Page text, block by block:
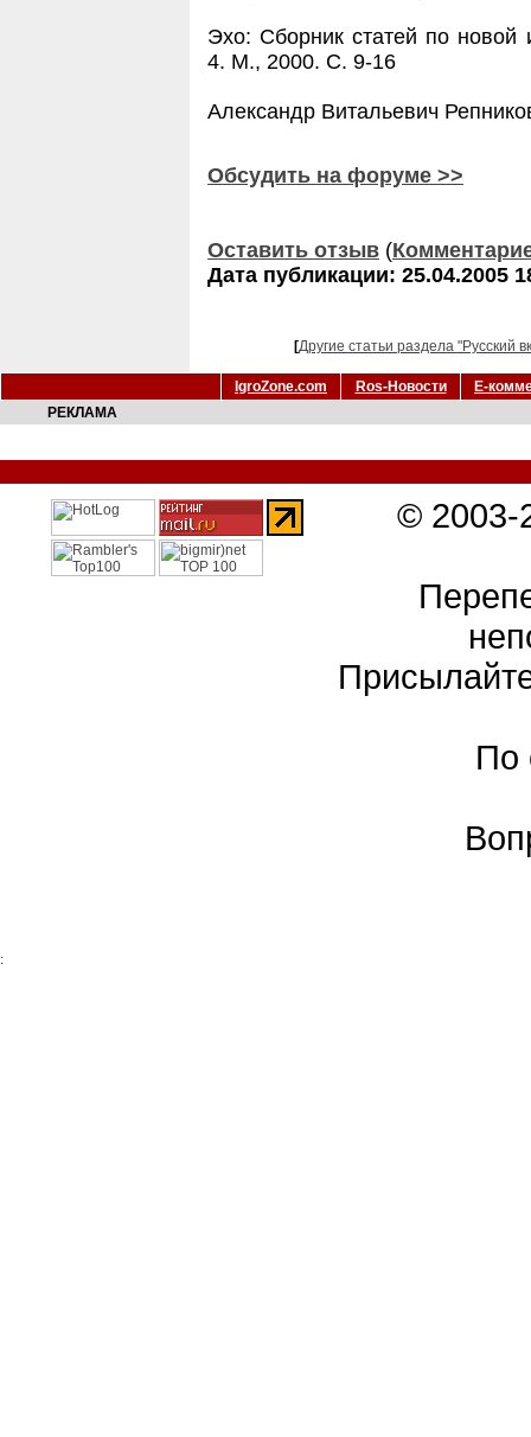
Эхо: Сборник статей по
4. М., 2000. С. 9-16
Александр Витальевич
Обсудить на форуме >>
Оставить отзыв (
Дата публикации: 25.04.2005
[Другие статьи раздела "Русский
IgroZone.com Ros-Новости
Е-
РЕКЛАМА
©
По
: